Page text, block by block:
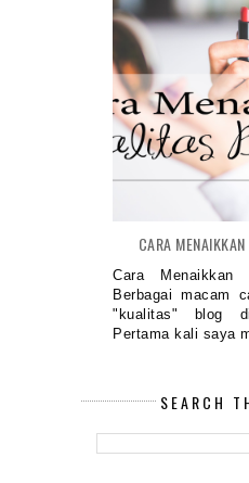
CARA
Cara
Berbagai macam
"kualitas" blog
Pertama kali saya
SEARCH